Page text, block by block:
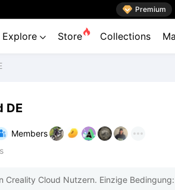
 Premium
Explore  Store Collections
DE
Members
Creality Cloud Nutzern. Einzige Bedingung: